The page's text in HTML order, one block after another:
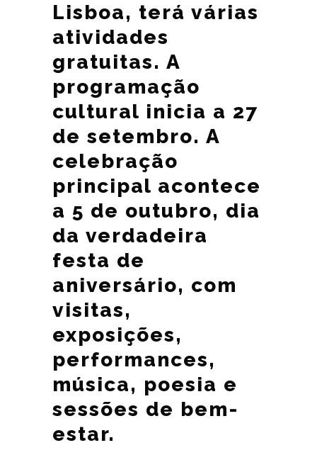
Lisboa, terá várias
atividades
gratuitas. A
programação
cultural inicia a 27
de setembro. A
celebração
principal acontece
a 5 de outubro, dia
da verdadeira
festa de
aniversário, com
visitas,
exposições,
performances,
música, poesia e
sessões de bem-
estar.